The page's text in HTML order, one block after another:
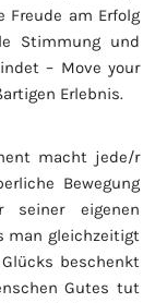
Freude am Erfolg
Stimmung und
– Move your
Erlebnis.
macht jede/r
Bewegung
eigenen
man gleichzeitigt
beschenkt
Gutes tut